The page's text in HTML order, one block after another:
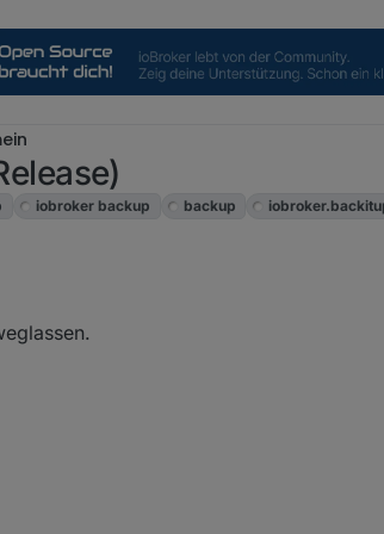
iobroker backup backup